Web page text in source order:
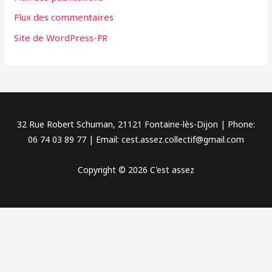
Flux des commentaires
Site de WordPress-FR
32 Rue Robert Schuman, 21121 Fontaine-lès-Dijon | Phone:
06 74 03 89 77 | Email: cest.assez.collectif@gmail.com
Copyright © 2026 C'est assez